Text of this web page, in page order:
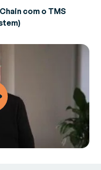
com o TMS